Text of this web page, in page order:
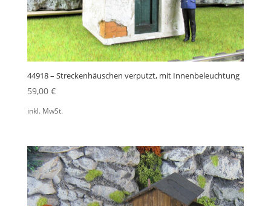
44918 – Streckenhäuschen verputzt, mit Innenbeleuchtung
59,00 €
inkl. MwSt.